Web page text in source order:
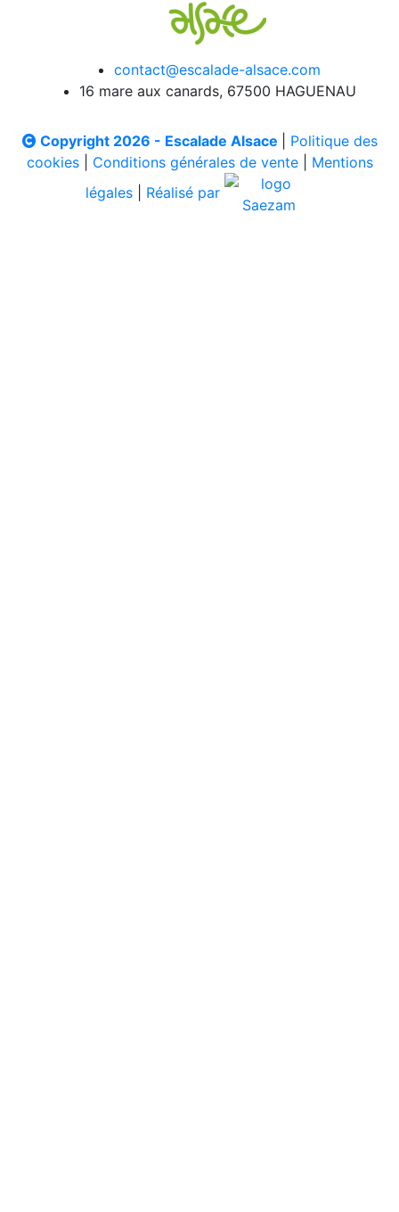
contact@escalade-alsace.com
16 mare aux canards, 67500 HAGUENAU
Copyright 2026 - Escalade Alsace
Politique des
cookies| Conditions générales de vente| Mentions
légales
Réalisé par